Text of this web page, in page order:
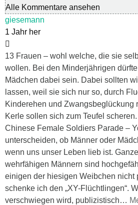
Alle Kommentare ansehen
giesemann
1 Jahr her
13 Frauen – wohl welche, die sie
wollen. Bei den Minderjährigen
Mädchen dabei sein. Dabei sollten
lassen, weil sie sich nur so, durch
Kinderehen und Zwangsbeglückung
Kerle sollen sich zum Teufel
Chinese Female Soldiers Parade –
unterscheiden, ob Männer oder
wenn uns unser Leben lieb ist.
wehrfähigen Männern sind
einigen der hiesigen Weibchen nicht
schenke ich den „XY-Flüchtlingen“.
verschwiegen wird, publizistisch…